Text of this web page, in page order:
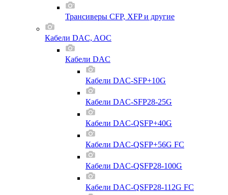
Трансиверы CFP, XFP и другие
Кабели DAC, AOC
Кабели DAC
Кабели DAC-SFP+10G
Кабели DAC-SFP28-25G
Кабели DAC-QSFP+40G
Кабели DAC-QSFP+56G FC
Кабели DAC-QSFP28-100G
Кабели DAC-QSFP28-112G FC